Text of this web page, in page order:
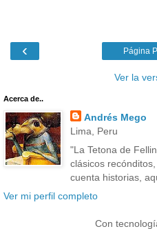
‹ Página
Ver la
Acerca de..
Andrés Mego
Lima, Peru
"La Tetona de
clásicos
cuenta historias,
Ver mi perfil completo
Con